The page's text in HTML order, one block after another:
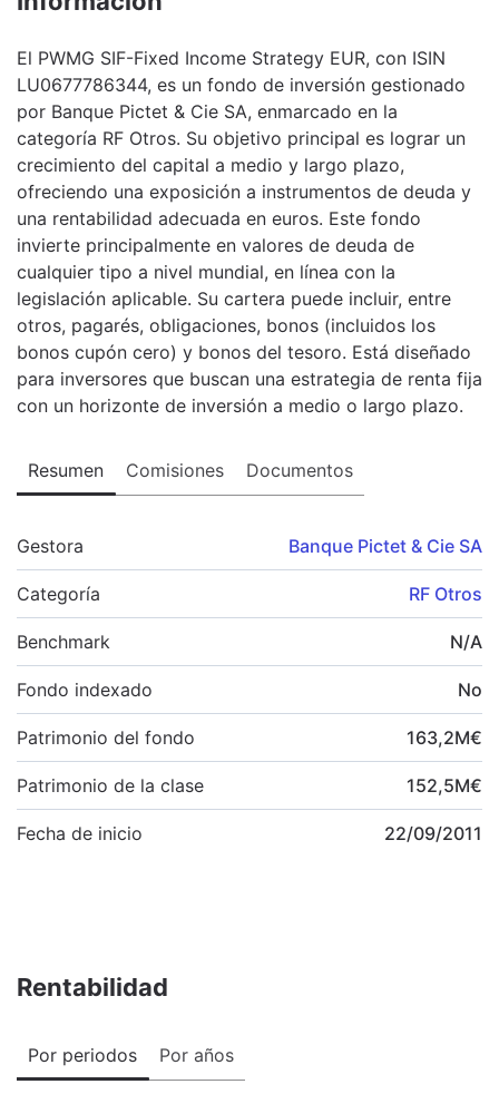
El PWMG SIF-Fixed Income Strategy EUR, con ISIN
LU0677786344, es un fondo de inversión gestionado
por Banque Pictet & Cie SA, enmarcado en la
categoría RF Otros. Su objetivo principal es lograr un
crecimiento del capital a medio y largo plazo,
ofreciendo una exposición a instrumentos de deuda y
una rentabilidad adecuada en euros. Este fondo
invierte principalmente en valores de deuda de
cualquier tipo a nivel mundial, en línea con la
legislación aplicable. Su cartera puede incluir, entre
otros, pagarés, obligaciones, bonos (incluidos los
bonos cupón cero) y bonos del tesoro. Está diseñado
para inversores que buscan una estrategia de renta fija
con un horizonte de inversión a medio o largo plazo.
Resumen Comisiones Documentos
Gestora Banque Pictet & Cie SA
Categoría RF Otros
Benchmark N/A
Fondo indexado No
Patrimonio del fondo 163,2M€
Patrimonio de la clase 152,5M€
Fecha de inicio 22/09/2011
Rentabilidad
Por periodos Por años